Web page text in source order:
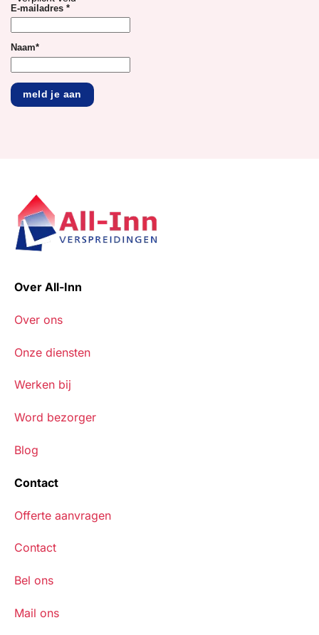
E-mailadres *
Naam*
Over All-Inn
Over ons
Onze diensten
Werken bij
Word bezorger
Blog
Contact
Offerte aanvragen
Contact
Bel ons
Mail ons